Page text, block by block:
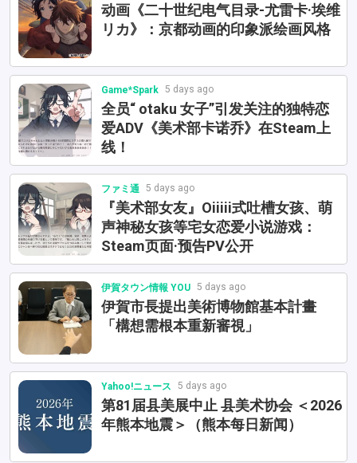
动画《二十世纪电气目录-尤雷卡·埃维
リカ》：京都动画的印象派绘画风格
Game*Spark 5 days ago
全员“ otaku 女子”引发关注的独特恋
爱ADV《美术部卡诺乔》在Steam上
线！
ファミ通 5 days ago
『美术部女友』Oiiiii式吐槽女孩、萌
声神秘女孩等宅女恋爱小说游戏：
Steam页面·预告PV公开
伊賀タウン情報 YOU 5 days ago
伊賀市長提出美術博物館基本計畫
「構想需根本重新審視」
Yahoo!ニュース 5 days ago
第81届县美展中止 县美术协会 ＜2026
年熊本地震＞（熊本每日新闻）